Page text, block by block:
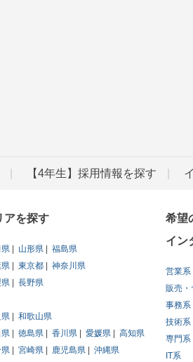
【4年生】採用情報を探す
アを探す
山形県
福島県
東京都
神奈川県
県
長野県
和歌山県
県 徳島県 香川県 愛媛県
高知県
県 宮崎県 鹿児島県
沖縄県
希望
イン
営業系
販売・
事務系
技術系
専門系
IT系